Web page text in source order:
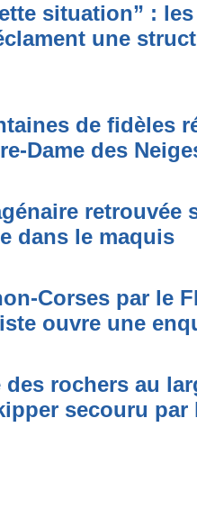
situation” :
une
de fidèles
Dame des
retrouvée
dans le maquis
Corses par le
ouvre une
rochers au
secouru par